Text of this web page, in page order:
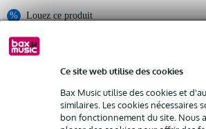
Ce site web utilise des cookies
Bax Music utilise des cookies et
similaires. Les cookies nécessaires
bon fonctionnement du site. Nous
% Louez ce produit
Louez ce produit à partir de 59 € par mois
Location de plusieurs produits à la fois :
Livraison à domicilegratuite
Résiliation possible du contrat après 4
Possibilité d'acheter votre/vos
enceinte sono portable avec micro
Démarrer la